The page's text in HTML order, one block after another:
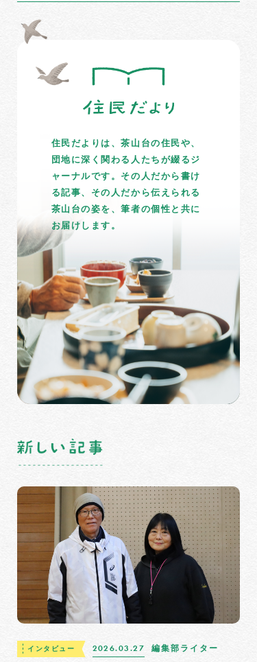
住民だよりは、茶山台の住民や、
団地に深く関わる人たちが綴るジ
ャーナルです。その人だから書け
る記事、その人だから伝えられる
茶山台の姿を、筆者の個性と共に
お届けします。
インタビュー 2026.03.27 編集部ライター